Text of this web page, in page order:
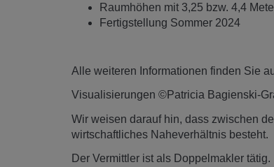
Raumhöhen mit 3,25 bzw. 4,4
Fertigstellung Sommer 2024
Alle weiteren Informationen finden Sie
Visualisierungen ©Patricia Bagienski-
Wir weisen darauf hin, dass zwischen
wirtschaftliches Naheverhältnis besteht.
Der Vermittler ist als Doppelmakler tätig.